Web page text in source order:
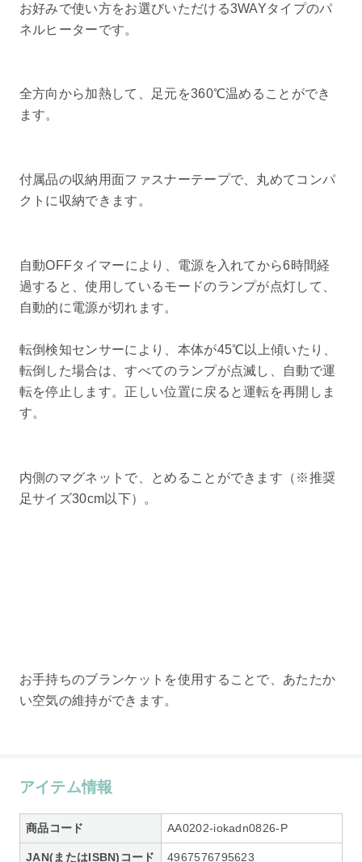
お好みで使い方をお選びいただける3WAYタイプのパ
ネルヒーターです。
全方向から加熱して、足元を360℃温めることができ
ます。
付属品の収納用面ファスナーテープで、丸めてコンパ
クトに収納できます。
自動OFFタイマーにより、電源を入れてから6時間経
過すると、使用しているモードのランプが点灯して、
自動的に電源が切れます。
転倒検知センサーにより、本体が45℃以上傾いたり、
転倒した場合は、すべてのランプが点滅し、自動で運
転を停止します。正しい位置に戻ると運転を再開しま
す。
内側のマグネットで、とめることができます（※推奨
足サイズ30cm以下）。
お手持ちのブランケットを使用することで、あたたか
い空気の維持ができます。
アイテム情報
商品コード AA0202-iokadn0826-P
JAN(またはISBN)コード 4967576795623